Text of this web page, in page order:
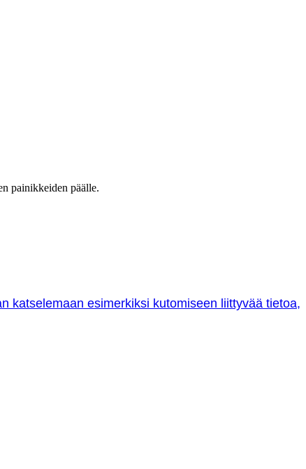
painikkeiden päälle.
katselemaan esimerkiksi kutomiseen liittyvää tietoa,